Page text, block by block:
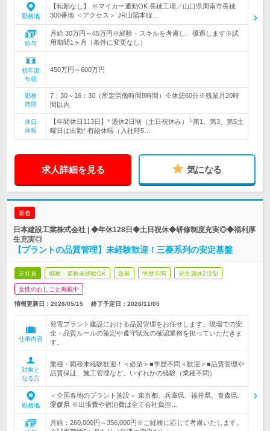
勤務地
【転勤なし】 ※マイカー通勤OK 長穂工場／山口県周南市長穂
300番地 ＜アクセス＞ JR山陽本線…
給与
月給 30万円～45万円※経験・スキルを考慮し、優遇します※試
用期間1ヶ月（条件に変更なし）
初年度
年収
450万円～600万円
勤務
時間
7：30～16：30（所定労働時間8時間）※休憩60分※残業月20時
間以内
休日
休暇
【年間休日113日】* 週休2日制（土日祝休み）└第1、第3、第5土
曜日は出勤* 有給休暇（入社時5…
求人詳細を見る 気になる
新着
日本建設工業株式会社 | ◆年休128日◆土日祝休◆研修制度充実◎◆福利厚
生充実◎
【プラントの品質管理】未経験歓迎！三菱系列の安定基盤
正社員 職種・業種未経験OK 急募 学歴不問 完全週休2日制
女性のおしごと掲載中
情報更新日：2026/05/15 終了予定日： 2026/11/05
仕事内容
発電プラント建設における品質管理をお任せします。現場での安
全・品質ルールの策定や遵守状況の確認業務を担っていただきま
す。
対象と
なる方
業種・職種未経験歓迎！＜必須＞■学歴不問＜歓迎＞■品質管理や
品質保証、施工管理など、いずれかの経験（業種不問）
勤務地
＜全国各地のプラント施設＞ 東京都、兵庫県、福井県、青森県、
愛媛県 ※出張費や宿泊費は全て会社負担…
月給：260,000円～356,000円※ご経験に応じて考慮いたします。